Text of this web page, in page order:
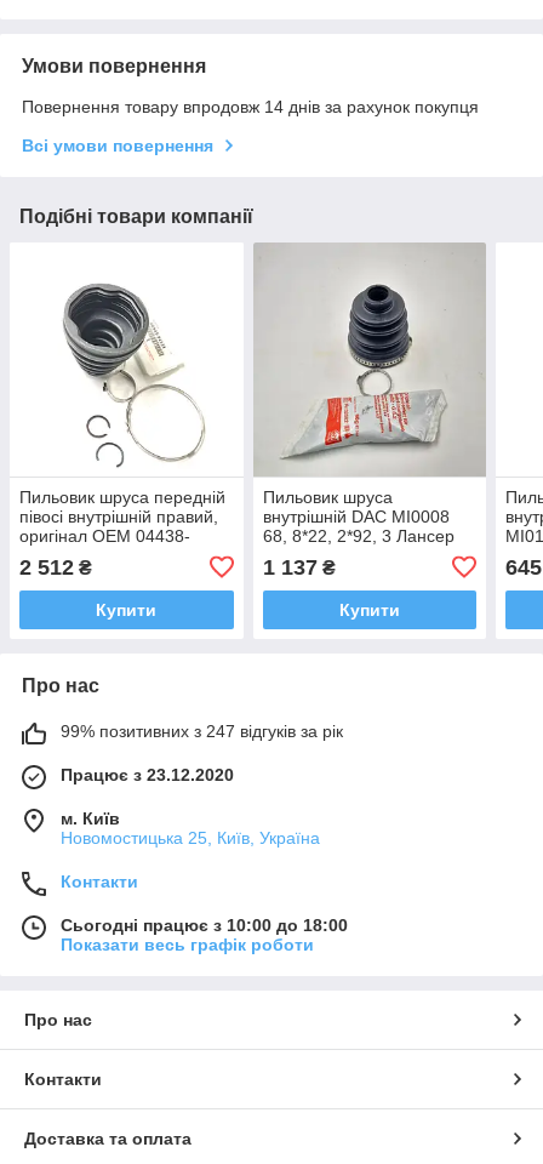
Умови повернення
Повернення товару впродовж 14 днів за рахунок покупця
Всі умови повернення
Подібні товари компанії
Пильовик шруса передній
півосі внутрішній правий,
оригінал OEM 04438-
Тойота РАВ4 2005-н.ч.
2 512 ₴
Купити
Пильовик шруса
внутрішній DAC MI0008
68, 8*22, 2*92, 3 Лансер
1 137₴
Купити
645
Про нас
99% позитивних з 247 відгуків за рік
Працює з 23.12.2020
м. Київ
Новомостицька 25, Київ, Україна
Контакти
Сьогодні працює з 10:00 до 18:00
Показати весь графік роботи
Про нас
Контакти
Доставка та оплата